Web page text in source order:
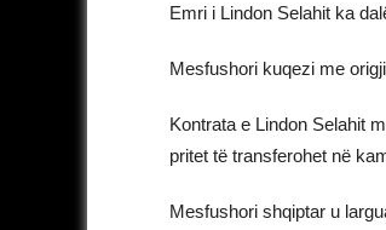
Emri i Lindon Selahit ka
Mesfushori kuqezi me
Kontrata e Lindon Selahit
pritet të transferohet në
Mesfushori shqiptar u